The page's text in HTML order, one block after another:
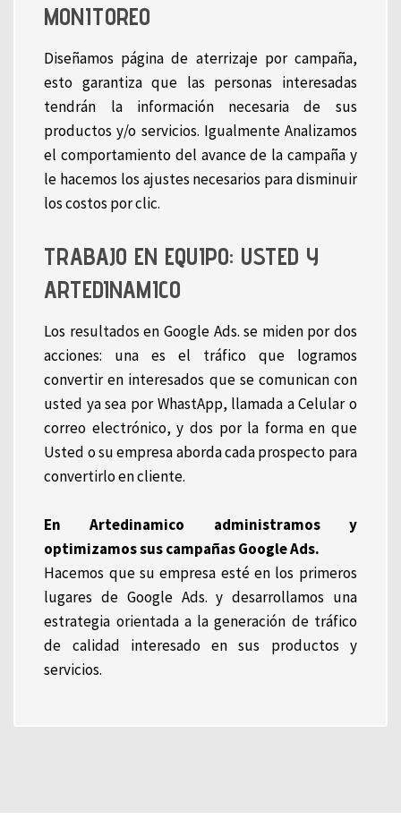
MONITOREO
Diseñamos página de aterrizaje por campaña,
esto garantiza que las personas interesadas
tendrán la información necesaria de sus
productos y/o servicios. Igualmente Analizamos
el comportamiento del avance de la campaña y
le hacemos los ajustes necesarios para disminuir
los costos por clic.
TRABAJO EN EQUIPO: USTED Y
ARTEDINAMICO
Los resultados en Google Ads. se miden por dos
acciones: una es el tráfico que logramos
convertir en interesados que se comunican con
usted ya sea por WhastApp, llamada a Celular o
correo electrónico, y dos por la forma en que
Usted o su empresa aborda cada prospecto para
convertirlo en cliente.
En Artedinamico administramos y
optimizamos sus campañas Google Ads.
Hacemos que su empresa esté en los primeros
lugares de Google Ads. y desarrollamos una
estrategia orientada a la generación de tráfico
de calidad interesado en sus productos y
servicios.